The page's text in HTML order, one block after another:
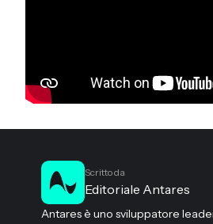
Scritto da
Editoriale Antares
Antares è uno sviluppatore